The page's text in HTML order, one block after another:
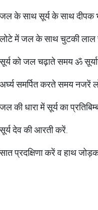
जल के साथ सूर्य के साथ दीपक
लोटे में जल के साथ चुटकी लाल
सूर्य को जल चढ़ाते समय ॐ
अर्घ्य समर्पित करते समय नजरें
जल की धारा में सूर्य का
सूर्य देव की आरती करें.
सात प्रदक्षिणा करें व हाथ